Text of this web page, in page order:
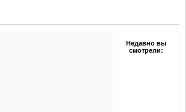
Недавно вы
смотрели: